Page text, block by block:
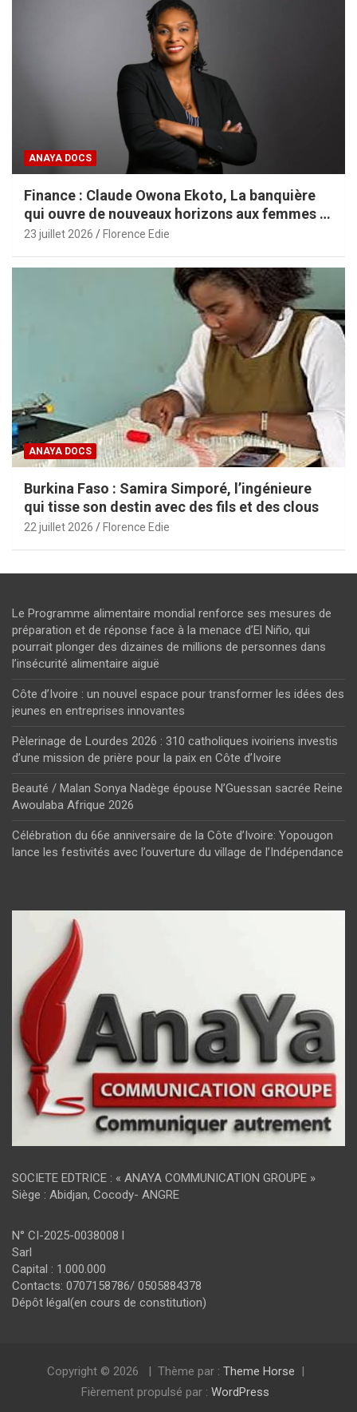
ANAYA DOCS
Finance : Claude Owona Ekoto, La banquière
qui ouvre de nouveaux horizons aux femmes et
aux PME africaines
23 juillet 2026 Florence Edie
ANAYA DOCS
Burkina Faso : Samira Simporé, l’ingénieure
qui tisse son destin avec des fils et des clous
22 juillet 2026 Florence Edie
Le Programme alimentaire mondial renforce ses mesures de
préparation et de réponse face à la menace d’El Niño, qui
pourrait plonger des dizaines de millions de personnes dans
l’insécurité alimentaire aiguë
Côte d’Ivoire : un nouvel espace pour transformer les idées des
jeunes en entreprises innovantes
Pèlerinage de Lourdes 2026 : 310 catholiques ivoiriens investis
d’une mission de prière pour la paix en Côte d’Ivoire
Beauté / Malan Sonya Nadège épouse N’Guessan sacrée Reine
Awoulaba Afrique 2026
Célébration du 66e anniversaire de la Côte d’Ivoire: Yopougon
lance les festivités avec l’ouverture du village de l’Indépendance
SOCIETE EDTRICE : « ANAYA COMMUNICATION GROUPE »
Siège : Abidjan, Cocody- ANGRE
N° CI-2025-0038008 l
Sarl
Capital : 1.000.000
Contacts: 0707158786/ 0505884378
Dépôt légal(en cours de constitution)
Copyright © 2026 Thème par : Theme Horse
Fièrement propulsé par : WordPress